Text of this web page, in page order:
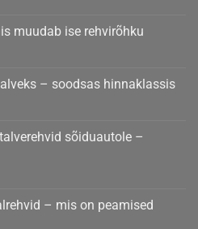
muudab ise rehvirõhku
– soodsas hinnaklassis
sõiduautole –
– mis on peamised